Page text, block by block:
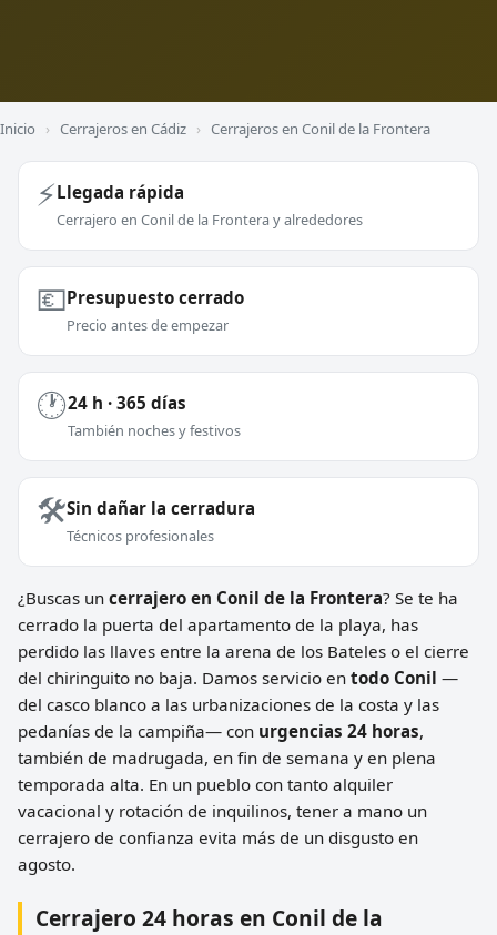
Inicio › Cerrajeros en Cádiz › Cerrajeros en Conil de la Frontera
⚡Llegada rápida
Cerrajero en Conil de la Frontera y alrededores
💶Presupuesto cerrado
Precio antes de empezar
🕐24 h · 365 días
También noches y festivos
🛠️Sin dañar la cerradura
Técnicos profesionales
¿Buscas un cerrajero en Conil de la Frontera? Se te ha
cerrado la puerta del apartamento de la playa, has
perdido las llaves entre la arena de los Bateles o el cierre
del chiringuito no baja. Damos servicio en todo Conil —
del casco blanco a las urbanizaciones de la costa y las
pedanías de la campiña— con urgencias 24 horas,
también de madrugada, en fin de semana y en plena
temporada alta. En un pueblo con tanto alquiler
vacacional y rotación de inquilinos, tener a mano un
cerrajero de confianza evita más de un disgusto en
agosto.
Cerrajero 24 horas en Conil de la